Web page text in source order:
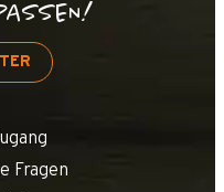
Fragen